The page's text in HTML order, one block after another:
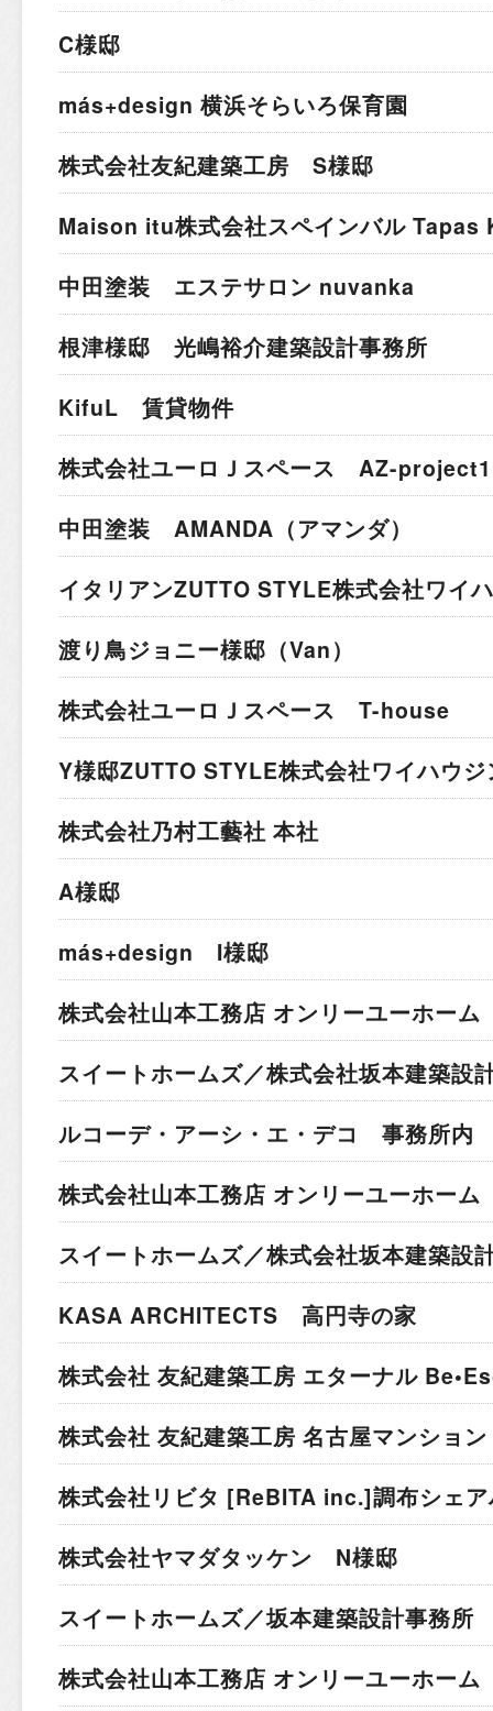
C様邸
más+design 横浜そらいろ保育園
株式会社友紀建築工房 S様邸
Maison itu株式会社スペインバル
中田塗装 エステサロン nuvanka
根津様邸 光嶋裕介建築設計事務所
KifuL 賃貸物件
株式会社ユーロＪスペース AZ-project1
中田塗装 AMANDA（アマンダ）
イタリアンZUTTO STYLE株式会社ワイ
渡り鳥ジョニー様邸（Van）
株式会社ユーロＪスペース T-house
Y様邸ZUTTO STYLE株式会社ワイハウジ
株式会社乃村工藝社 本社
A様邸
más+design I様邸
株式会社山本工務店 オンリーユーホー
スイートホームズ／株式会社坂本建築
ルコーデ・アーシ・エ・デコ 事務所内
株式会社山本工務店 オンリーユーホー
スイートホームズ／株式会社坂本建築
KASA ARCHITECTS 高円寺の家
株式会社 友紀建築工房 エターナル
株式会社 友紀建築工房 名古屋マンショ
株式会社リビタ [ReBITA inc.]調布シェ
株式会社ヤマダタッケン N様邸
スイートホームズ／坂本建築設計事務
株式会社山本工務店 オンリーユーホー